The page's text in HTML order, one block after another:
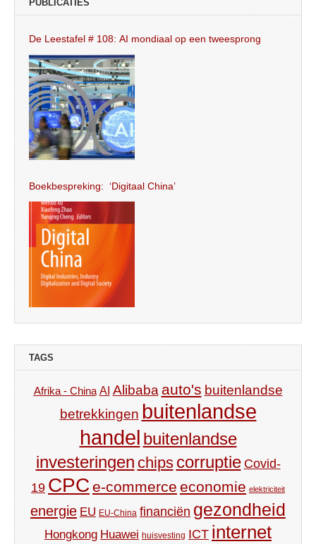
PUBLICATIES
De Leestafel # 108: AI mondiaal op een tweesprong
Boekbespreking: ‘Digitaal China’
TAGS
Afrika - China AI Alibaba auto's buitenlandse
betrekkingen buitenlandse
handel buitenlandse
investeringen chips corruptie Covid-
19 CPC e-commerce economie elektriciteit
energie EU EU-China financiën gezondheid
Hongkong Huawei huisvesting ICT internet